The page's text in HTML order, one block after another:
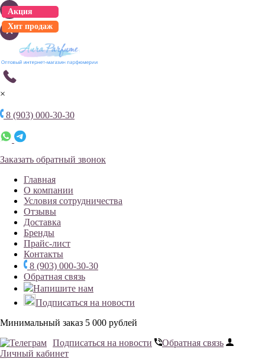
×
8 (903) 000-30-30
Заказать обратный звонок
Главная
О компании
Условия сотрудничества
Отзывы
Доставка
Бренды
Прайс-лист
Контакты
8 (903) 000-30-30
Обратная связь
Напишите нам
Подписаться на новости
Минимальный заказ 5 000 рублей
Подписаться на новости
Обратная связь
Личный кабинет
Акция
Акция
Акция
Акция
Акция
Акция
Акция
Акция
Хит продаж
Акция
Акция